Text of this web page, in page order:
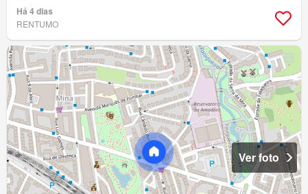
Há 4 dias
RENTUMO
Ver foto